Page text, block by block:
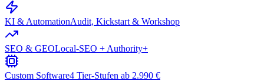
KI & AutomationAudit, Kickstart & Workshop
SEO & GEOLocal-SEO + Authority+
Custom Software4 Tier-Stufen ab 2.990 €